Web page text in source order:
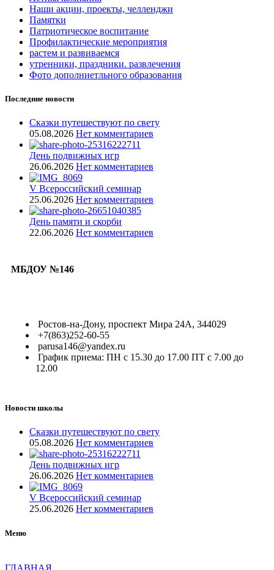
Наши акции, проекты, челленджи
Памятки
Патриотическое воспитание
Профилактические мероприятия
растем и развиваемся
утренники, праздники. развлечения
Фото дополниетльного образования
Последние новости
Сказки путешествуют по свету
05.08.2026 Нет комментариев
День подвижных игр
26.06.2026 Нет комментариев
V Всероссийский семинар
25.06.2026 Нет комментариев
День памяти и скорби
22.06.2026 Нет комментариев
МБДОУ №146
Ростов-на-Дону, проспект Мира 24А, 344029
+7(863)252-60-55
parusa146@yandex.ru
График приема: ПН с 15.30 до 17.00 ПТ с 7.00 до
12.00
Новости школы
Сказки путешествуют по свету
05.08.2026 Нет комментариев
День подвижных игр
26.06.2026 Нет комментариев
V Всероссийский семинар
25.06.2026 Нет комментариев
Меню
ГЛАВНАЯ